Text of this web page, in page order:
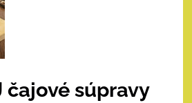
čajové súpravy